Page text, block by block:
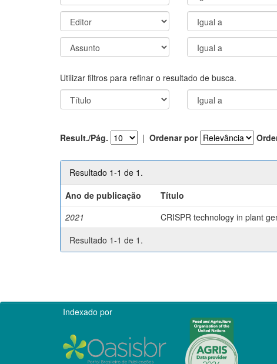
Utilizar filtros para refinar o resultado de busca.
Result./Pág. | Ordenar por
Resultado 1-1 de 1.
Ano de publicação
Título
2021
CRISPR technology in plant
Resultado 1-1 de 1.
Indexado por